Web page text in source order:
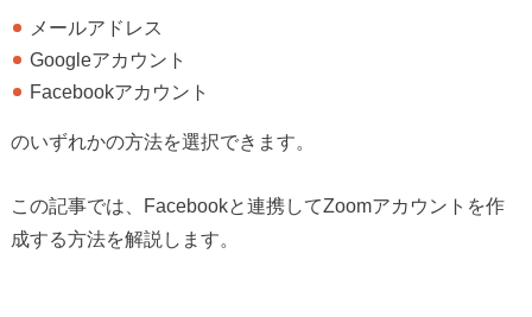
メールアドレス
Googleアカウント
Facebookアカウント
のいずれかの方法を選択できます。
この記事では、Facebookと連携してZoomアカウントを作
成する方法を解説します。